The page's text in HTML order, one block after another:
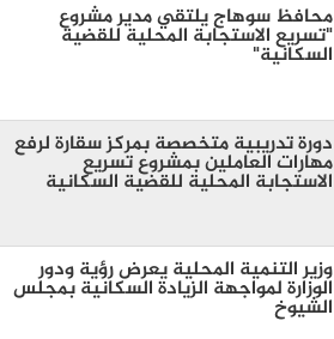
محافظ سوهاج يلتقي مدير مشروع
"تسريع الاستجابة المحلية للقضية
السكانية"
دورة تدريبية متخصصة بمركز سقارة لرفع
مهارات العاملين بمشروع تسريع
الاستجابة المحلية للقضية السكانية
وزير التنمية المحلية يعرض رؤية ودور
الوزارة لمواجهة الزيادة السكانية بمجلس
الشيوخ